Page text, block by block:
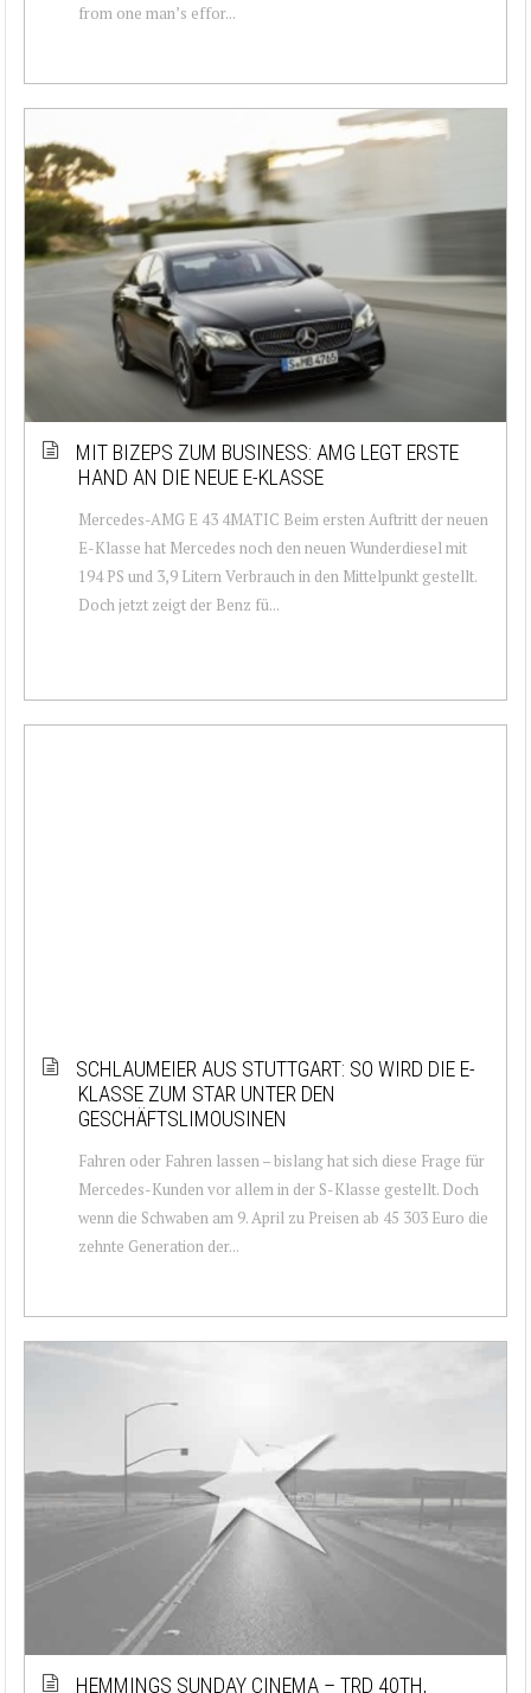
from one man’s effor...
MIT BIZEPS ZUM BUSINESS: AMG LEGT ERSTE
HAND AN DIE NEUE E-KLASSE
Mercedes-AMG E 43 4MATIC Beim ersten Auftritt der neuen
E-Klasse hat Mercedes noch den neuen Wunderdiesel mit
194 PS und 3,9 Litern Verbrauch in den Mittelpunkt gestellt.
Doch jetzt zeigt der Benz fü...
SCHLAUMEIER AUS STUTTGART: SO WIRD DIE E-
KLASSE ZUM STAR UNTER DEN
GESCHÄFTSLIMOUSINEN
Fahren oder Fahren lassen – bislang hat sich diese Frage für
Mercedes-Kunden vor allem in der S-Klasse gestellt. Doch
wenn die Schwaben am 9. April zu Preisen ab 45 303 Euro die
zehnte Generation der...
HEMMINGS SUNDAY CINEMA – TRD 40TH,